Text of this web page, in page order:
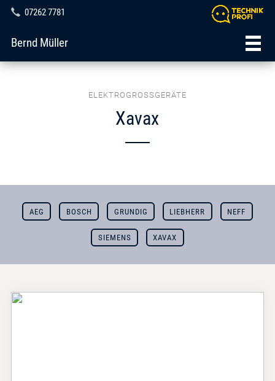
07262 7781
Bernd Müller
ELEKTROGROSSGERÄTE
Xavax
AEG BOSCH GRUNDIG LIEBHERR NEFF
SIEMENS XAVAX